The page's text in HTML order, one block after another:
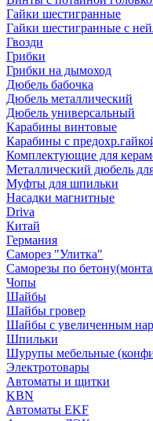
Гайки шестигранные
Гайки шестигранные с
Гвозди
Грибки
Грибки на дымоход
Дюбель бабочка
Дюбель металлический
Дюбель универсальный
Карабины винтовые
Карабины с
Комплектующие для
Металлический дюбель
Муфты для шпильки
Насадки магнитные
Driva
Китай
Германия
Саморез "Улитка"
Саморезы по
Чопы
Шайбы
Шайбы гровер
Шайбы с увеличенным
Шпильки
Шурупы мебельные
Электротовары
Автоматы и щитки
KBN
Автоматы EKF